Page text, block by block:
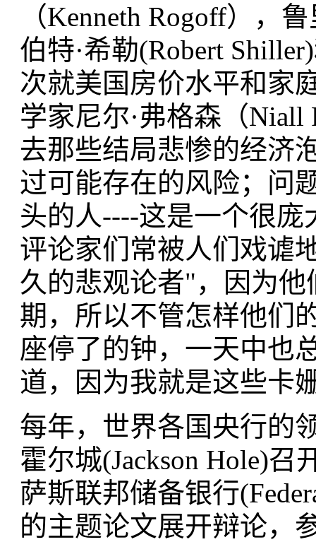
（Kenneth Rogoff），
伯特·希勒(Robert
次就美国房价水平和家
学家尼尔·弗格森（Niall
去那些结局悲惨的经济
过可能存在的风险；问
头的人----这是一个很
评论家们常被人们戏谑
久的悲观论者"，因为
期，所以不管怎样他们
座停了的钟，一天中也
道，因为我就是这些卡
每年，世界各国央行的
霍尔城(Jackson Hole)
萨斯联邦储备银行
的主题论文展开辩论，